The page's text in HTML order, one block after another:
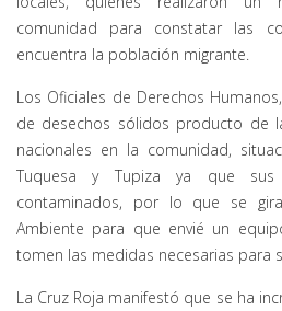
comunidad para constatar las
encuentra la población migrante.
Los Oficiales de Derechos
de desechos sólidos producto de
nacionales en la comunidad,
Tuquesa y Tupiza ya que sus
contaminados, por lo que se
Ambiente para que envié un
tomen las medidas necesarias para
La Cruz Roja manifestó que se ha